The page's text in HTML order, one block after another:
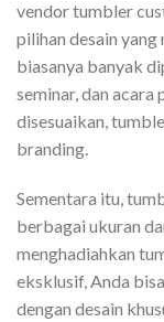
vendor tumbler
pilihan desain
biasanya banyak
seminar, dan acara
disesuaikan,
branding.
Sementara itu,
berbagai ukuran
menghadiahkan
eksklusif, Anda
dengan desain